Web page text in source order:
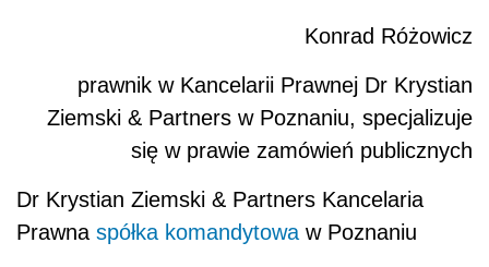
Konrad Różowicz
prawnik w Kancelarii Prawnej Dr Krystian
Ziemski & Partners w Poznaniu, specjalizuje
się w prawie zamówień publicznych
Dr Krystian Ziemski & Partners Kancelaria
Prawna spółka komandytowa w Poznaniu